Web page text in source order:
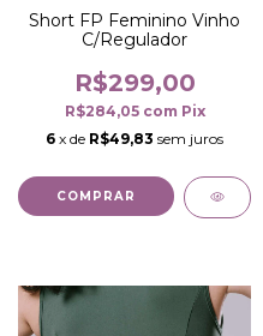
Short FP Feminino Vinho
C/Regulador
R$299,00
R$284,05 com Pix
6 x de R$49,83 sem juros
COMPRAR